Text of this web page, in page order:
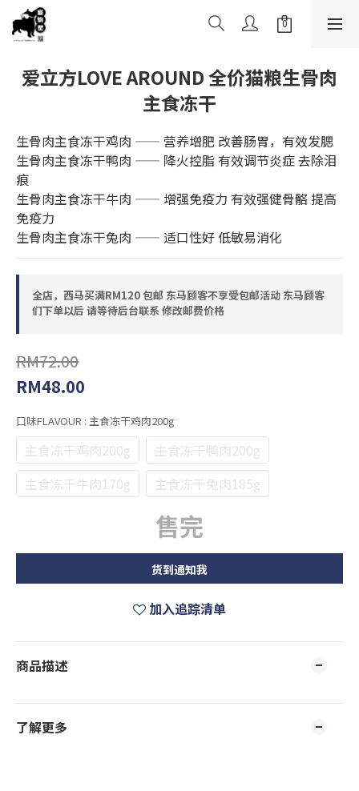
爱立方LOVE AROUND 全价猫粮生骨肉
主食冻干
生骨肉主食冻干鸡肉 —— 营养增肥 改善肠胃，有效发腮
生骨肉主食冻干鸭肉 —— 降火控脂 有效调节炎症 去除泪
痕
生骨肉主食冻干牛肉 —— 增强免疫力 有效强健骨骼 提高
免疫力
生骨肉主食冻干兔肉 —— 适口性好 低敏易消化
全店，西马买满RM120 包邮 东马顾客不享受包邮活动 东马顾客
们下单以后 请等待后台联系 修改邮费价格
RM72.00
RM48.00
口味FLAVOUR : 主食冻干鸡肉200g
主食冻干鸡肉200g
主食冻干鸭肉200g
主食冻干牛肉170g
主食冻干兔肉185g
售完
货到通知我
加入追踪清单
商品描述
了解更多